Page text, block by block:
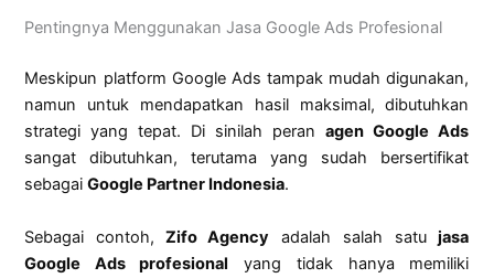
Pentingnya Menggunakan Jasa Google Ads Profesional
Meskipun platform Google Ads tampak mudah digunakan,
namun untuk mendapatkan hasil maksimal, dibutuhkan
strategi yang tepat. Di sinilah peranagen Google Ads
sangat dibutuhkan, terutama yang sudah bersertifikat
sebagaiGoogle Partner Indonesia.
Sebagai contoh,Zifo Agency adalah salah satujasa
Google Ads profesional yang tidak hanya memiliki